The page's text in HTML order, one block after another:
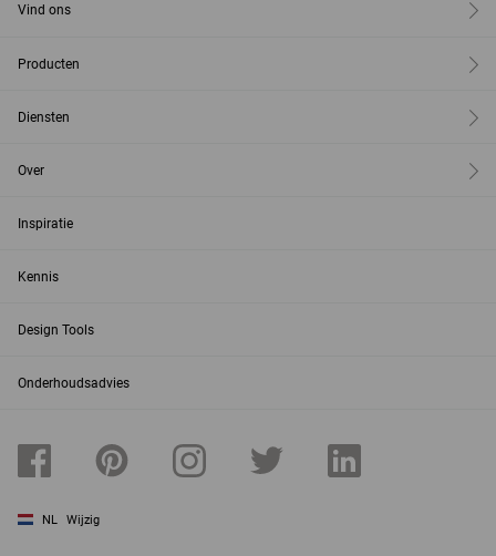
Vind ons
Producten
Diensten
Over
Inspiratie
Kennis
Design Tools
Onderhoudsadvies
NL Wijzig